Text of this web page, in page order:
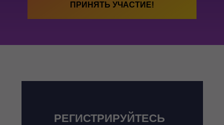
ПРИНЯТЬ УЧАСТИЕ!
РЕГИСТРИРУЙТЕСЬ